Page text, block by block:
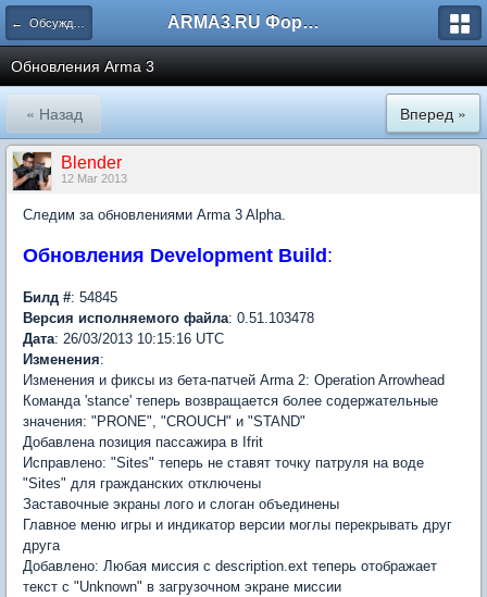
← Обсуждение игры ARMA3.RU Форум
Обновления Arma 3
« Назад Вперед »
Blender
12 Mar 2013
Следим за обновлениями Arma 3 Alpha.
Обновления Development Build :
Билд #: 54845
Версия исполняемого файла: 0.51.103478
Дата: 26/03/2013 10:15:16 UTC
Изменения:
Изменения и фиксы из бета-патчей Arma 2: Operation Arrowhead
Команда 'stance' теперь возвращается более содержательные
значения: "PRONE", "CROUCH" и "STAND"
Добавлена позиция пассажира в Ifrit
Исправлено: "Sites" теперь не ставят точку патруля на воде
"Sites" для гражданских отключены
Заставочные экраны лого и слоган объединены
Главное меню игры и индикатор версии моглы перекрывать друг
друга
Добавлено: Любая миссия с description.ext теперь отображает
текст с "Unknown" в загрузочном экране миссии